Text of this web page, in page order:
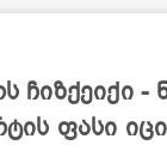
ჩიზქეიქი -
ფასი